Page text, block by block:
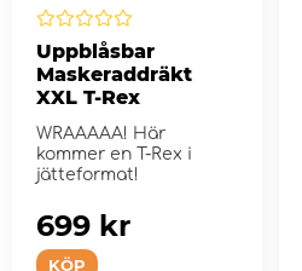
Uppblåsbar
Maskeraddräkt
XXL T-Rex
WRAAAAA! Här
kommer en T-Rex i
jätteformat!
KÖP
699 kr